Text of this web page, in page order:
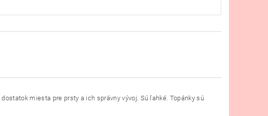
miesta pre prsty a ich správny vývoj. Sú ľahké. Topánky sú